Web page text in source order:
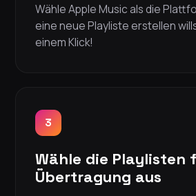
Wähle Apple Music als die
eine neue Playliste erstellen
einem Klick!
3
Wähle die Playlisten
Übertragung aus